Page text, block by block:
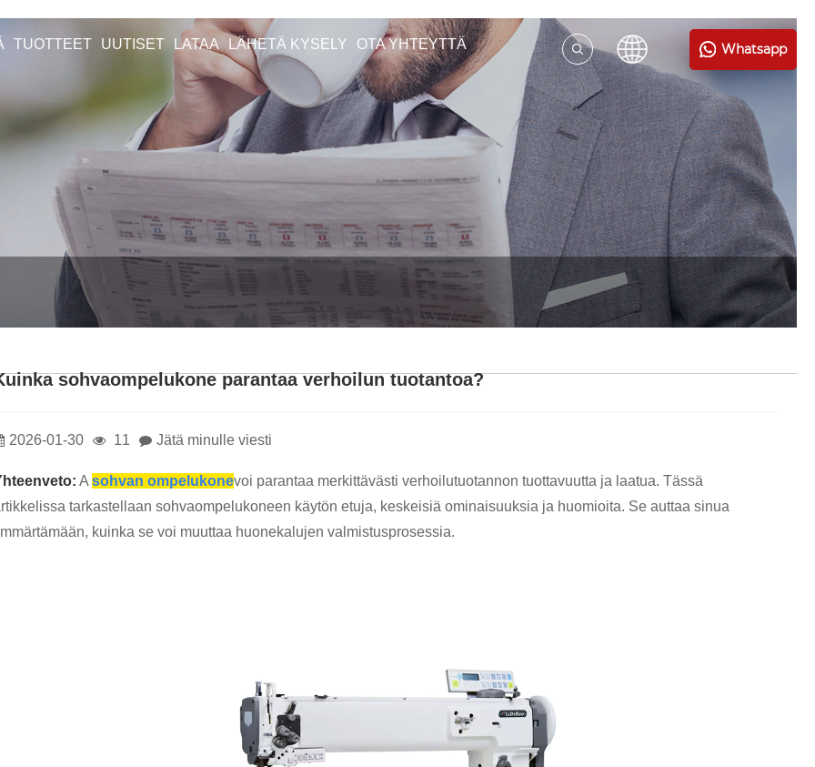
TUOTTEET UUTISET LATAA LÄHETÄ KYSELY OTA YHTEYTTÄ Whatsapp
sohvaompelukone parantaa verhoilun tuotantoa?
2026-01-30 11 Jätä minulle viesti
Asohvan ompelukonevoi parantaa merkittävästi verhoilutuotannon tuottavuutta ja laatua. Tässä
tarkastellaan sohvaompelukoneen käytön etuja, keskeisiä ominaisuuksia ja huomioita. Se auttaa sinua
kuinka se voi muuttaa huonekalujen valmistusprosessia.